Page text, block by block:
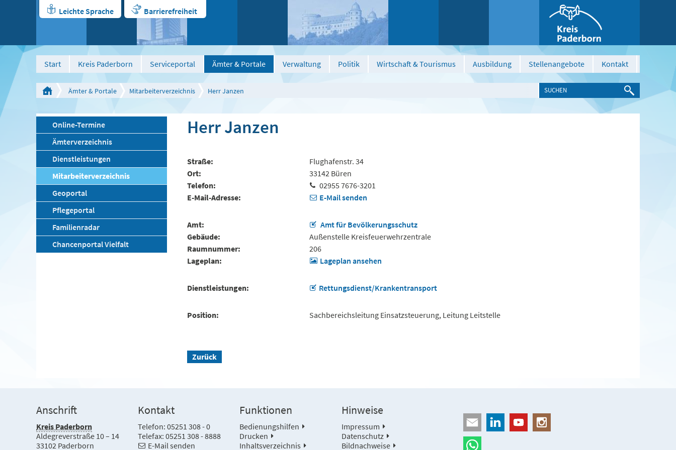
Leichte Sprache Barrierefreiheit
Start Kreis Paderborn Serviceportal Ämter & Portale Verwaltung Politik Wirtschaft & Tourismus Ausbildung Stellenangebote Kontakt
Ämter & Portale Mitarbeiterverzeichnis Herr Janzen
Online-Termine
Ämterverzeichnis
Dienstleistungen
Mitarbeiterverzeichnis
Geoportal
Pflegeportal
Familienradar
Chancenportal Vielfalt
Herr Janzen
Straße
Flughafenstr. 34
Ort
33142 Büren
Telefon
02955 7676-3201
E-Mail-Adresse
E-Mail senden
Amt
Amt für Bevölkerungsschutz
Gebäude
Außenstelle Kreisfeuerwehrzentrale
Raumnummer
206
Lageplan
Lageplan ansehen
Dienstleistungen Rettungsdienst/Krankentransport
Position Sachbereichsleitung Einsatzsteuerung, Leitung Leitstelle
Zurück
Anschrift
Kreis Paderborn
Aldegreverstraße 10 – 14
33102 Paderborn
Kontakt
Telefon: 05251 308 - 0
Telefax: 05251 308 - 8888
E-Mail senden
Funktionen
Bedienungshilfen
Drucken
Inhaltsverzeichnis
Hinweise
Impressum
Datenschutz
Bildnachweise